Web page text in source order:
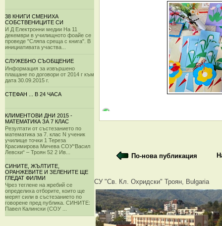
38 КНИГИ СМЕНИХА
СОБСТВЕНИЦИТЕ СИ
И Д Електронни медии На 11
декември в училищното фоайе се
проведе "Сляпа среща с книга". В
инициативата участва...
СЛУЖЕБНО СЪОБЩЕНИЕ
Информация за извършено
плащане по договори от 2014 г към
дата 30.09.2015 г.
СТЕФАН ... В 24 ЧАСА
КЛИМЕНТОВИ ДНИ 2015 -
МАТЕМАТИКА ЗА 7 КЛАС
Резултати от състезанието по
математика за 7. клас N ученик
училище точки 1 Тереза
Красимирова Мичева СОУ“Васил
Левски“ – Троян 52 2 Ив...
СИНИТЕ, ЖЪЛТИТЕ,
ОРАНЖЕВИТЕ И ЗЕЛЕНИТЕ ЩЕ
ГЛЕДАТ ФИЛМИ
Чрез теглене на жребий се
определиха отборите, които ще
мерят сили в състезанието по
говорене пред публика. СИНИТЕ:
Павел Калински (СОУ ...
По-нова публикация
СУ "Св. Кл. Охридски" Троян, Bulgaria